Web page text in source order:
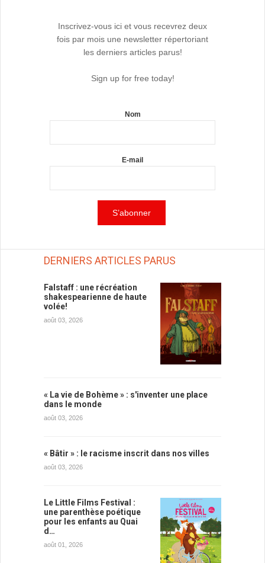
Inscrivez-vous ici et vous recevrez deux
fois par mois une newsletter répertoriant
les derniers articles parus!
Sign up for free today!
Nom
E-mail
DERNIERS ARTICLES PARUS
Falstaff : une récréation
shakespearienne de haute
volée!
août 03, 2026
« La vie de Bohème » : s'inventer une place
dans le monde
août 03, 2026
« Bâtir » : le racisme inscrit dans nos villes
août 03, 2026
Le Little Films Festival :
une parenthèse poétique
pour les enfants au Quai
d…
août 01, 2026